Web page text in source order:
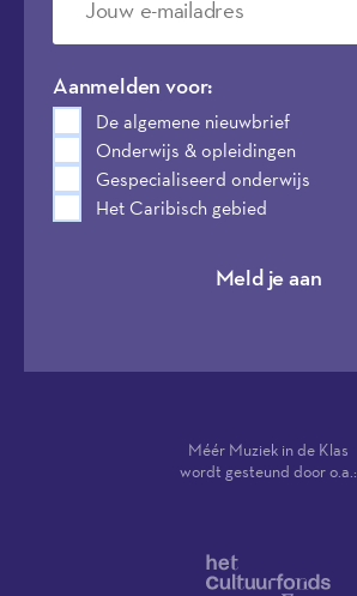
Aanmelden voor:
De algemene nieuwbrief
Onderwijs & opleidingen
Gespecialiseerd onderwijs
Het Caribisch gebied
Meld je aan
Méér Muziek in de Klas
wordt gesteund door o.a.: